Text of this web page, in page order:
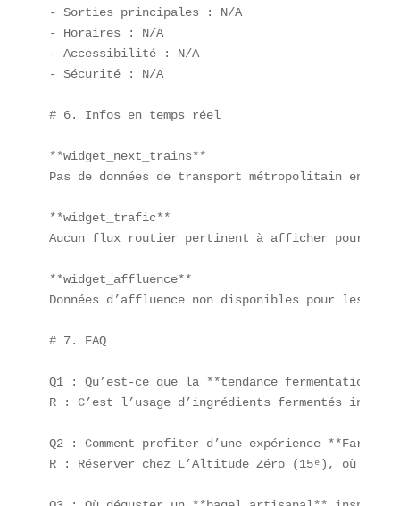
- Sorties principales : N/A
- Horaires : N/A
- Accessibilité : N/A
- Sécurité : N/A
# 6. Infos en temps réel
**widget_next_trains**
Pas de données de transport métropolitain en
**widget_trafic**
Aucun flux routier pertinent à afficher pour
**widget_affluence**
Données d’affluence non disponibles pour les
# 7. FAQ
Q1 : Qu’est-ce que la **tendance fermentation
R : C’est l’usage d’ingrédients fermentés
Q2 : Comment profiter d’une expérience **Farm
R : Réserver chez L’Altitude Zéro (15ᵉ), où les